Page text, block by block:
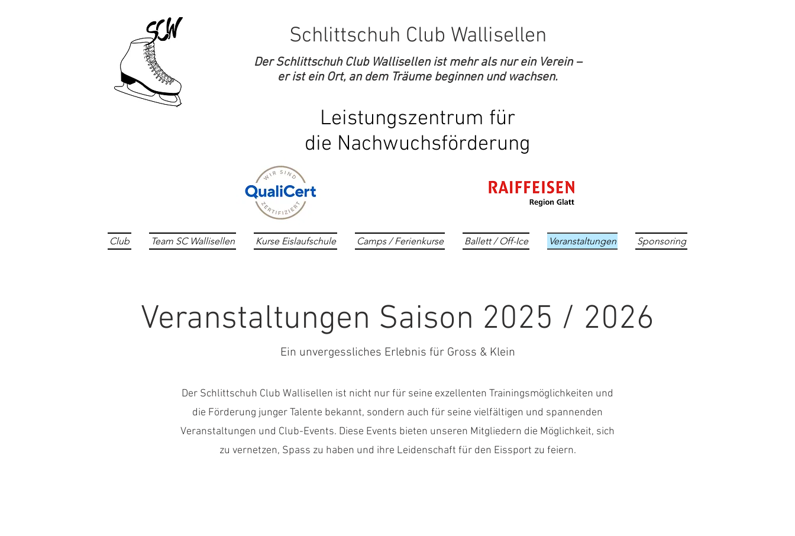
Schlittschuh Club Wallisellen
Der Schlittschuh Club Wallisellen ist mehr als nur ein Verein –
er ist ein Ort, an dem Träume beginnen und wachsen.
Leistungszentrum für
die Nachwuchsförderung
Club Team SC Wallisellen Kurse Eislaufschule Camps / Ferienkurse Ballett / Off-Ice Veranstaltungen Sponsoring
Veranstaltungen Saison 2025 / 2026
Ein unvergessliches Erlebnis für Gross & Klein
Der Schlittschuh Club Wallisellen ist nicht nur für seine exzellenten Trainingsmöglichkeiten und
die Förderung junger Talente bekannt, sondern auch für seine vielfältigen und spannenden
Veranstaltungen und Club-Events. Diese Events bieten unseren Mitgliedern die Möglichkeit, sich
zu vernetzen, Spass zu haben und ihre Leidenschaft für den Eissport zu feiern.